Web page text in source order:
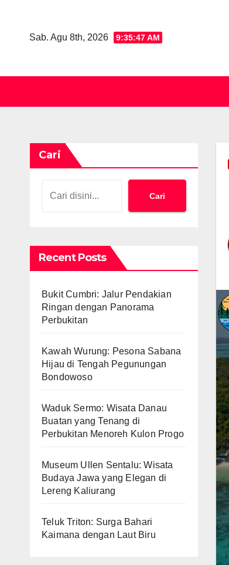
Sab. Agu 8th, 2026 9:35:48 AM
Cari
Cari
Recent Posts
Bukit Cumbri: Jalur Pendakian
Ringan dengan Panorama
Perbukitan
Kawah Wurung: Pesona Sabana
Hijau di Tengah Pegunungan
Bondowoso
Waduk Sermo: Wisata Danau
Buatan yang Tenang di
Perbukitan Menoreh Kulon Progo
Museum Ullen Sentalu: Wisata
Budaya Jawa yang Elegan di
Lereng Kaliurang
Teluk Triton: Surga Bahari
Kaimana dengan Laut Biru